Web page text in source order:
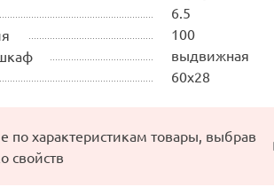
6.5
100
выдвижная
60х28
по характеристикам товары, выбрав
свойств